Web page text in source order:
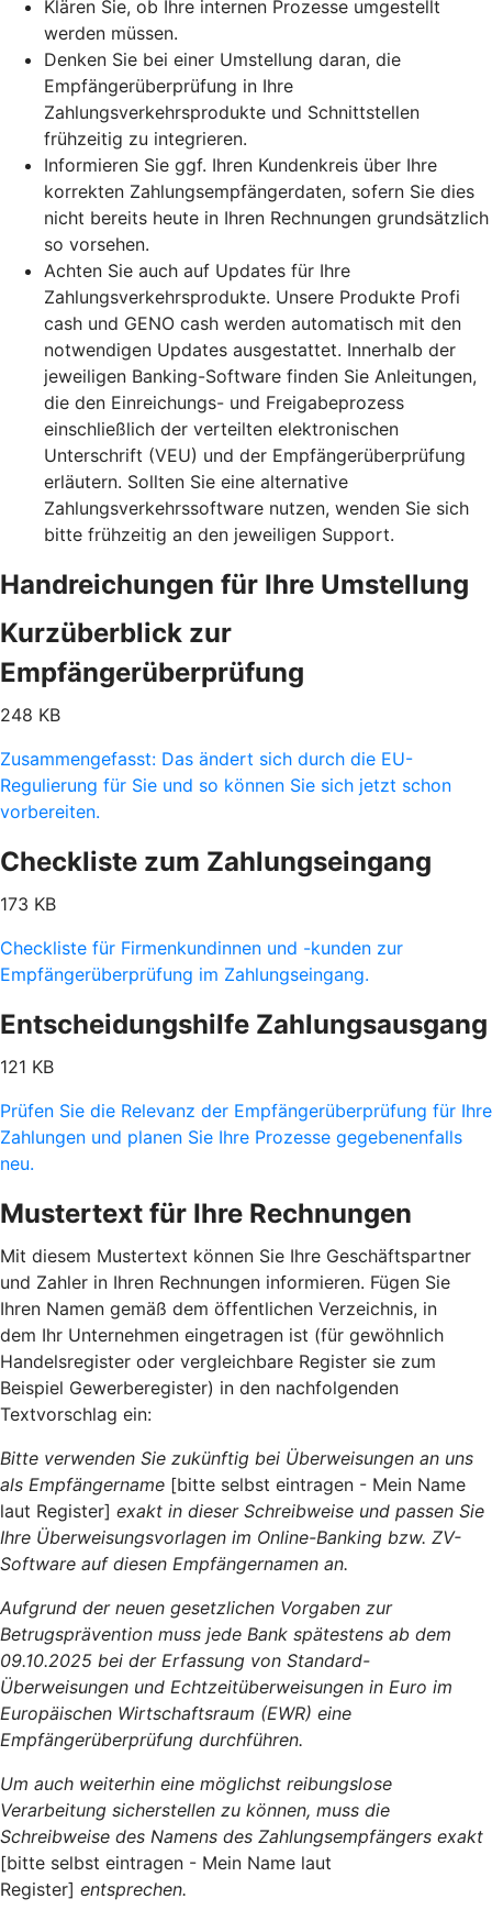
Klären Sie, ob Ihre internen Prozesse umgestellt
werden müssen.
Denken Sie bei einer Umstellung daran, die
Empfängerüberprüfung in Ihre
Zahlungsverkehrsprodukte und Schnittstellen
frühzeitig zu integrieren.
Informieren Sie ggf. Ihren Kundenkreis über Ihre
korrekten Zahlungsempfängerdaten, sofern Sie dies
nicht bereits heute in Ihren Rechnungen grundsätzlich
so vorsehen.
Achten Sie auch auf Updates für Ihre
Zahlungsverkehrsprodukte. Unsere Produkte Profi
cash und GENO cash werden automatisch mit den
notwendigen Updates ausgestattet. Innerhalb der
jeweiligen Banking-Software finden Sie Anleitungen,
die den Einreichungs- und Freigabeprozess
einschließlich der verteilten elektronischen
Unterschrift (VEU) und der Empfängerüberprüfung
erläutern. Sollten Sie eine alternative
Zahlungsverkehrssoftware nutzen, wenden Sie sich
bitte frühzeitig an den jeweiligen Support.
Handreichungen für Ihre Umstellung
Kurzüberblick zur
Empfängerüberprüfung
248 KB
Zusammengefasst: Das ändert sich durch die EU-
Regulierung für Sie und so können Sie sich jetzt schon
vorbereiten.
Checkliste zum Zahlungseingang
173 KB
Checkliste für Firmenkundinnen und -kunden zur
Empfängerüberprüfung im Zahlungseingang.
Entscheidungshilfe Zahlungsausgang
121 KB
Prüfen Sie die Relevanz der Empfängerüberprüfung für Ihre
Zahlungen und planen Sie Ihre Prozesse gegebenenfalls
neu.
Mustertext für Ihre Rechnungen
Mit diesem Mustertext können Sie Ihre Geschäftspartner
und Zahler in Ihren Rechnungen informieren. Fügen Sie
Ihren Namen gemäß dem öffentlichen Verzeichnis, in
dem Ihr Unternehmen eingetragen ist (für gewöhnlich
Handelsregister oder vergleichbare Register sie zum
Beispiel Gewerberegister) in den nachfolgenden
Textvorschlag ein:
Bitte verwenden Sie zukünftig bei Überweisungen an uns
als Empfängername [bitte selbst eintragen - Mein Name
laut Register] exakt in dieser Schreibweise und passen Sie
Ihre Überweisungsvorlagen im Online-Banking bzw. ZV-
Software auf diesen Empfängernamen an.
Aufgrund der neuen gesetzlichen Vorgaben zur
Betrugsprävention muss jede Bank spätestens ab dem
09.10.2025 bei der Erfassung von Standard-
Überweisungen und Echtzeitüberweisungen in Euro im
Europäischen Wirtschaftsraum (EWR) eine
Empfängerüberprüfung durchführen.
Um auch weiterhin eine möglichst reibungslose
Verarbeitung sicherstellen zu können, muss die
Schreibweise des Namens des Zahlungsempfängers exakt
[bitte selbst eintragen - Mein Name laut
Register] entsprechen.